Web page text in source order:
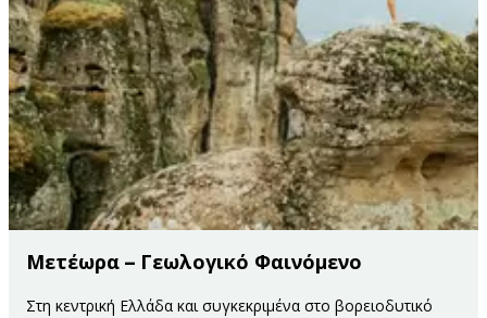
Μετέωρα – Γεωλογικό Φαινόμενο
Στη κεντρική Ελλάδα και συγκεκριμένα στο βορειοδυτικό